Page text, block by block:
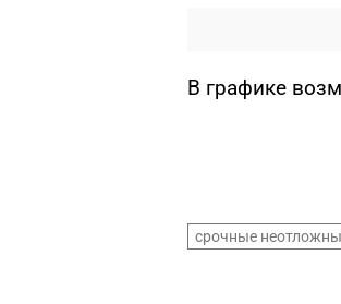
В графике
срочные